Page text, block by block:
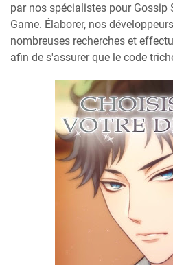
par nos spécialistes pour Gossip
Game. Élaborer, nos
nombreuses recherches et
afin de s'assurer que le code